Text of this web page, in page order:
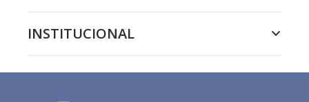
INSTITUCIONAL